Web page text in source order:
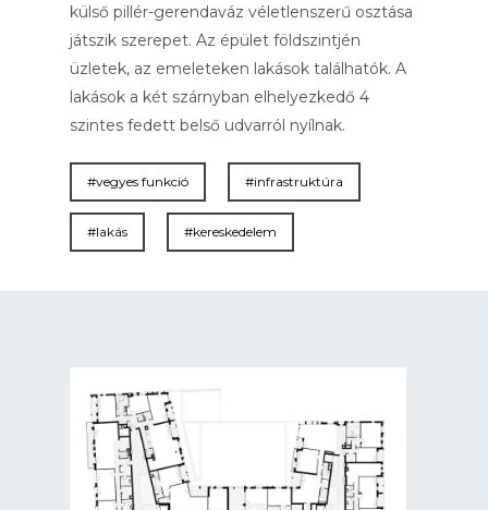
külső pillér-gerendaváz véletlenszerű osztása
játszik szerepet. Az épület földszintjén
üzletek, az emeleteken lakások találhatók. A
lakások a két szárnyban elhelyezkedő 4
szintes fedett belső udvarról nyílnak.
#vegyes funkció #infrastruktúra
#lakás #kereskedelem